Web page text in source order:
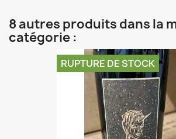
8 autres produits dans la
catégorie :
RUPTURE DE STOCK